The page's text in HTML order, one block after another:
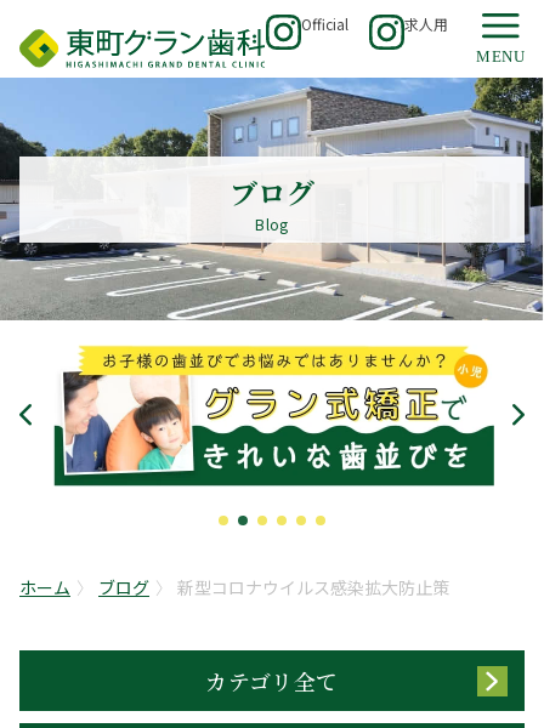
Official 求人用
ブログ
Blog
ホーム ブログ 新型コロナウイルス感染拡大防止策
カテゴリ全て